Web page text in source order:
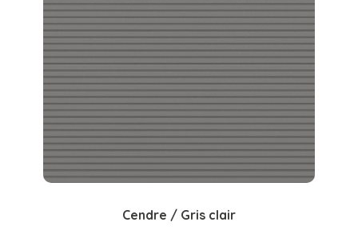
Cendre / Gris clair